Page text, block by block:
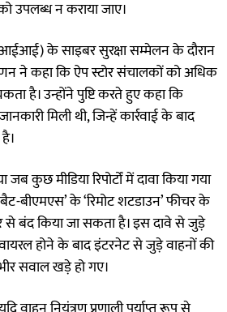
उपलब्ध न कराया जाए।
के साइबर सुरक्षा सम्मेलन के दौरान
ने कहा कि ऐप स्टोर संचालकों को अधिक
है। उन्होंने पुष्टि करते हुए कहा कि
मिली थी, जिन्हें कार्रवाई के बाद
कुछ मीडिया रिपोर्टों में दावा किया गया
बीएमएस’ के ‘रिमोट शटडाउन’ फीचर के
से बंद किया जा सकता है। इस दावे से जुड़े
होने के बाद इंटरनेट से जुड़े वाहनों की
सवाल खड़े हो गए।